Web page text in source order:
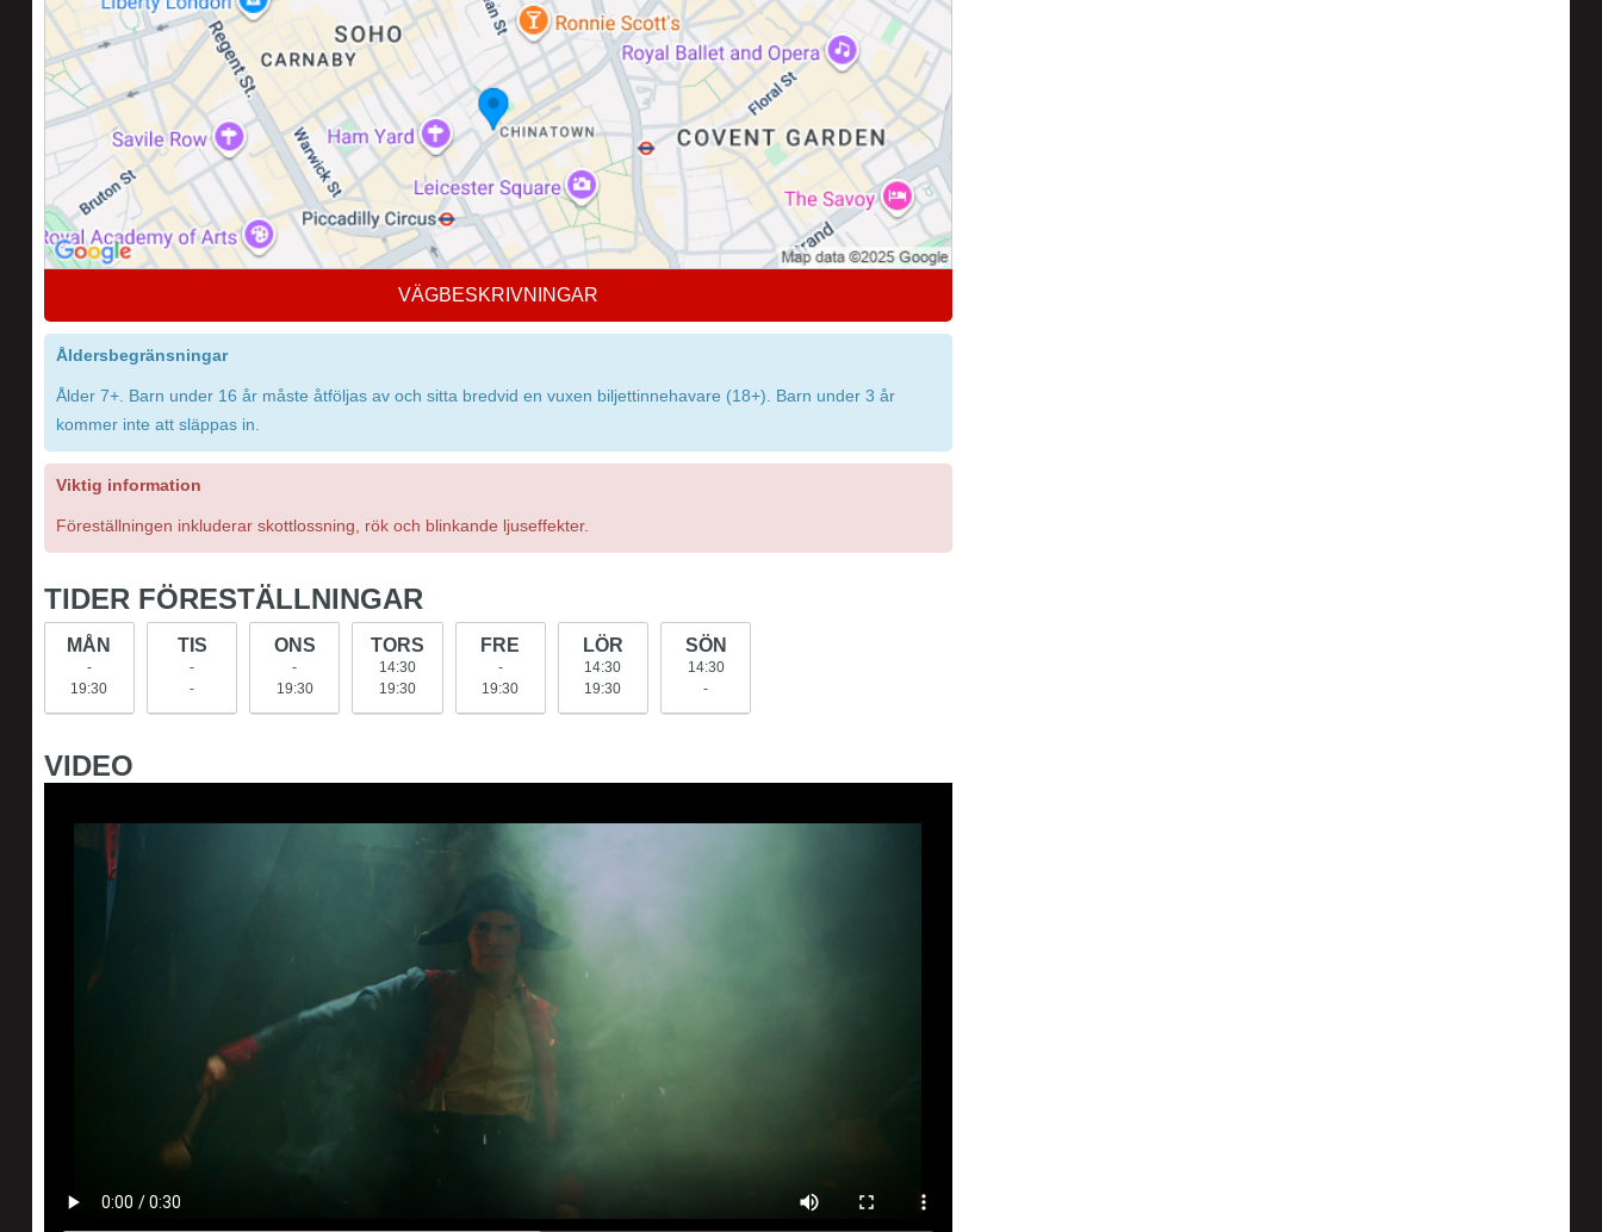
VÄGBESKRIVNINGAR
Åldersbegränsningar
Ålder 7+. Barn under 16 år måste åtföljas av och sitta bredvid en vuxen biljettinnehavare (18+). Barn under 3 år
kommer inte att släppas in.
Viktig information
Föreställningen inkluderar skottlossning, rök och blinkande ljuseffekter.
TIDER FÖRESTÄLLNINGAR
MÅN
-
19:30
TIS
-
-
ONS
-
19:30
TORS
14:30
19:30
FRE
-
19:30
LÖR
14:30
19:30
SÖN
14:30
-
VIDEO